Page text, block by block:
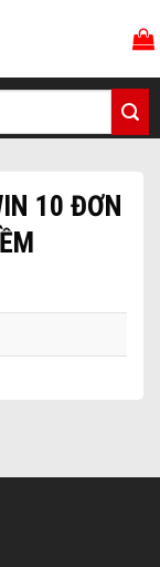
10 ĐƠN